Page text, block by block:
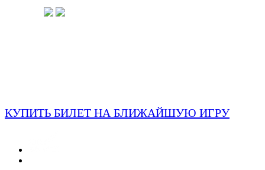
КУПИТЬ БИЛЕТ НА БЛИЖАЙШУЮ ИГРУ